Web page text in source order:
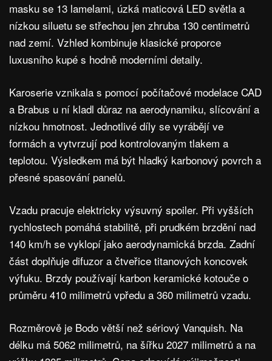
masku se 13 lamelami, úzká maticová LED světla a
nízkou siluetu se střechou jen zhruba 130 centimetrů
nad zemí. Vzhled kombinuje klasické proporce
luxusního kupé s hodně moderními detaily.
Karoserie vznikala s pomocí počítačové modelace CAD
a Brabus u ní kladl důraz na aerodynamiku, slícování a
nízkou hmotnost. Jednotlivé díly se vyrábějí ve
formách a vytvrzují pod kontrolovaným tlakem a
teplotou. Výsledkem má být hladký karbonový povrch a
přesné spasování panelů.
Vzadu pracuje elektricky výsuvný spoiler. Při vyšších
rychlostech pomáhá stabilitě, při prudkém brzdění nad
140 km/h se vyklopí jako aerodynamická brzda. Zadní
část doplňuje difuzor a čtveřice titanových koncovek
výfuku. Brzdy používají karbon keramické kotouče o
průměru 410 milimetrů vpředu a 360 milimetrů vzadu.
Rozměrově je Bodo větší než sériový Vanquish. Na
délku má 5062 milimetrů, na šířku 2027 milimetrů a na